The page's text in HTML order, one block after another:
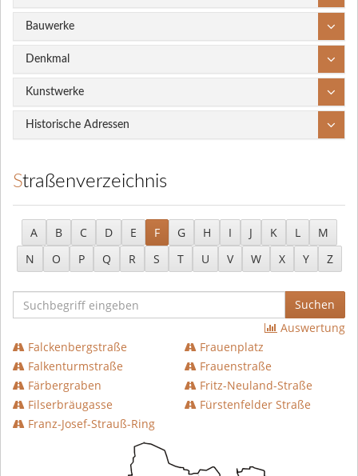
Bauwerke
Denkmal
Kunstwerke
Historische Adressen
Straßenverzeichnis
A B C D E F G H I J K L
M
N
O P Q R S T U V W X Y Z
Suchen
Auswertung
Falckenbergstraße
Falkenturmstraße
Färbergraben
Filserbräugasse
Franz-Josef-Strauß-Ring
Frauenplatz
Frauenstraße
Fritz-Neuland-Straße
Fürstenfelder Straße